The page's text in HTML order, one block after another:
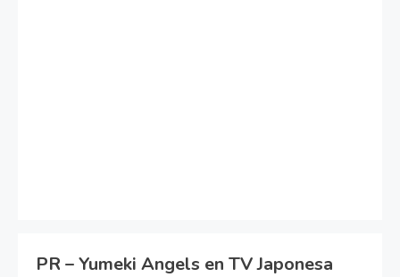
PR – Yumeki Angels en TV Japonesa